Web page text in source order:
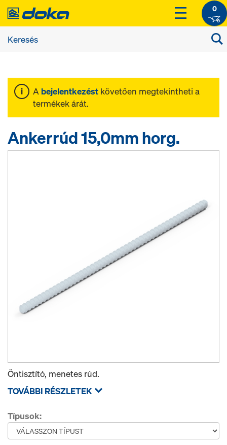
0
A bejelentkezést követően megtekintheti a
termékek árát.
Ankerrúd 15,0mm horg.
Öntisztító, menetes rúd.
TOVÁBBI RÉSZLETEK
Típusok: